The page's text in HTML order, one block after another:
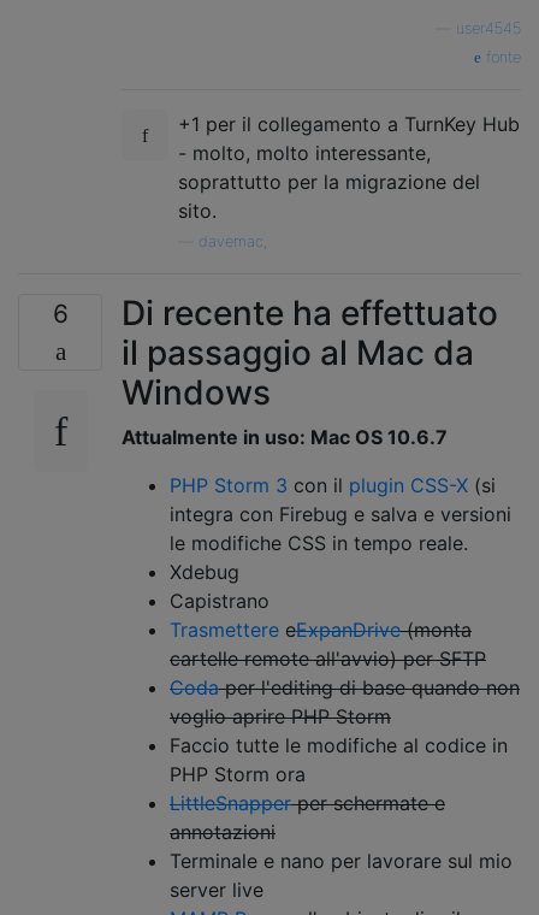
user4545
fonte
+1 per il collegamento a TurnKey Hub
- molto, molto interessante,
soprattutto per la migrazione del
sito.
davemac,
6
Di recente ha effettuato
il passaggio al Mac da
Windows
Attualmente in uso: Mac OS 10.6.7
PHP Storm 3 con il plugin CSS-X (si
integra con Firebug e salva e versioni
le modifiche CSS in tempo reale.
Xdebug
Capistrano
Trasmettere eExpanDrive(monta
cartelle remote all'avvio) per SFTP
Codaper l'editing di base quando non
voglio aprire PHP Storm
Faccio tutte le modifiche al codice in
PHP Storm ora
LittleSnapperper schermate e
annotazioni
Terminale e nano per lavorare sul mio
server live